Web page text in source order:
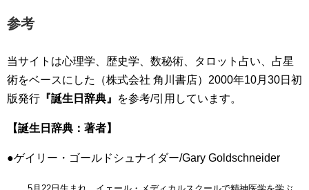
参考
当サイトは心理学、歴史学、数秘術、タロット占い、占星
術をベースにした（株式会社 角川書店）2000年10月30日初
版発行 『誕生日辞典』 を参考/引用しています。
【誕生日辞典：著者】
●ゲイリー・ゴールドシュナイダー/Gary Goldschneider